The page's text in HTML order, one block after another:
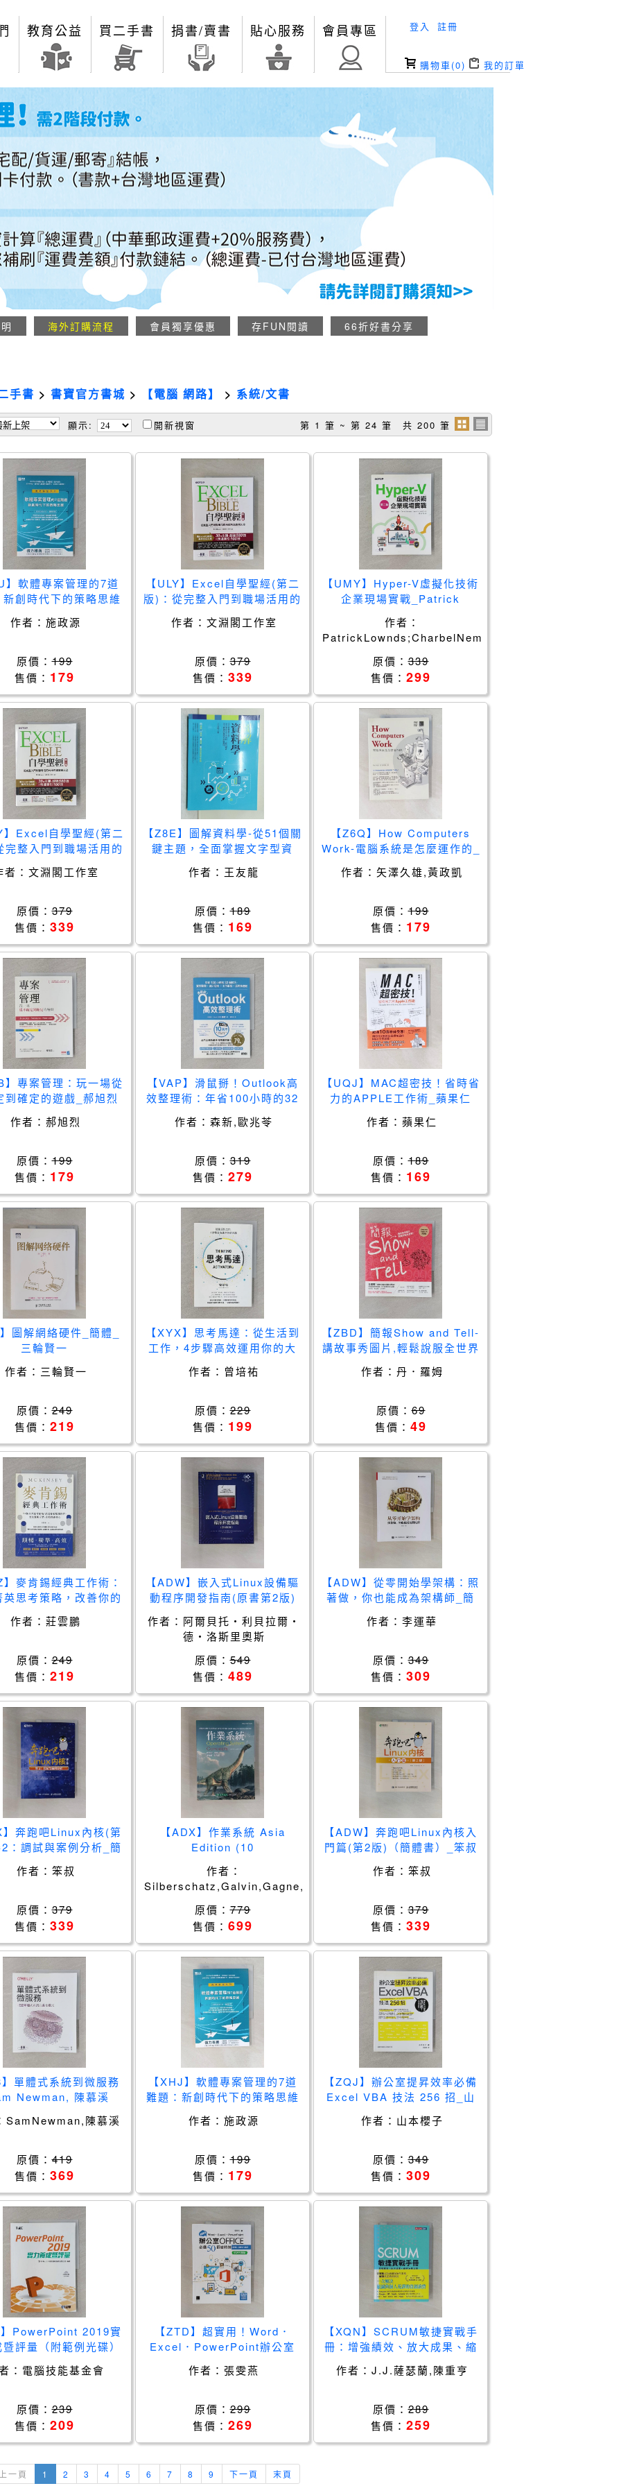
教育公益 買二手書 捐書/賣書 貼心服務 會員專區 登入 註冊
購物車(0) 我的訂單
海外訂購流程 會員獨享優惠 存FUN閱讀 66折好書分享
手書 > 書寶官方書城 > 【電腦 網路】 > 系統/文書
顯示: 開新視窗 第 1 筆 ~ 第 24 筆 共 200 筆
】軟體專案管理的7道
創時代下的策略思維
作者： 施政源
原價：199
售價： 179
【ULY】Excel自學聖經(第二
版)：從完整入門到職場活用的
室
作者： 文淵閣工作室
原價：379
售價： 339
【UMY】Hyper-V虛擬化技術
企業現場實戰_Patrick
Leandro Ca
作者：
PatrickLownds;CharbelNemnom;LeandroCa
原價：339
售價： 299
】Excel自學聖經(第二
完整入門到職場活用的
室
者： 文淵閣工作室
原價：379
售價： 339
【Z8E】圖解資料學-從51個關
鍵主題，全面掌握文字型資
作者： 王友龍
原價：189
售價： 169
【Z6Q】How Computers
Work-電腦系統是怎麼運作的_
作者： 矢澤久雄,黃政凱
原價：199
售價： 179
】專案管理：玩一場從
到確定的遊戲_郝旭烈
作者： 郝旭烈
原價：199
售價： 179
【VAP】滑鼠掰！Outlook高
效整理術：年省100小時的32
工作革新×活用快速鍵_森新,
作者： 森新,歐兆苓
原價：319
售價： 279
【UQJ】MAC超密技！省時省
力的APPLE工作術_蘋果仁
作者： 蘋果仁
原價：189
售價： 169
圖解網絡硬件_簡體_
三輪賢一
作者： 三輪賢一
原價：249
售價： 219
【XYX】思考馬達：從生活到
工作，4步驟高效運用你的大
曾培祐
作者： 曾培祐
原價：229
售價： 199
【ZBD】簡報Show and Tell-
講故事秀圖片,輕鬆說服全世界
作者： 丹．羅姆
原價：69
售價： 49
麥肯錫經典工作術：
思考策略，改善你的
問題核心_莊雲鵬
作者： 莊雲鵬
原價：249
售價： 219
【ADW】嵌入式Linux設備驅
動程序開發指南(原書第2版)
拉爾‧德‧洛斯里奧斯
作者： 阿爾貝托‧利貝拉爾‧
德‧洛斯里奧斯
原價：549
售價： 489
【ADW】從零開始學架構：照
著做，你也能成為架構師_簡
作者： 李運華
原價：349
售價： 309
】奔跑吧Linux內核(第
：調試與案例分析_簡
作者： 笨叔
原價：379
售價： 339
【ADX】作業系統 Asia
Edition (10
Gagne, 吳庭育 , 駱詩軒
作者：
Silberschatz,Galvin,Gagne,
原價：779
售價： 699
【ADW】奔跑吧Linux內核入
門篇(第2版)（簡體書）_笨叔
作者： 笨叔
原價：379
售價： 339
單體式系統到微服務
Newman, 陳慕溪
SamNewman,陳慕溪
原價：419
售價： 369
【XHJ】軟體專案管理的7道
難題：新創時代下的策略思維
作者： 施政源
原價：199
售價： 179
【ZQJ】辦公室提昇效率必備
Excel VBA 技法 256 招_山
作者： 山本櫻子
原價：349
售價： 309
PowerPoint 2019實
評量（附範例光碟）
： 電腦技能基金會
原價：239
售價： 209
【ZTD】超實用！Word．
Excel．PowerPoint辦公室
(2016/2019/2021) 好評回饋
作者： 張雯燕
原價：299
售價： 269
【XQN】SCRUM敏捷實戰手
冊：增強績效、放大成果、縮
亨
作者： J.J.薩瑟蘭,陳重亨
原價：289
售價： 259
一頁 1 2 3 4 5 6 7 8 9 下一頁 末頁